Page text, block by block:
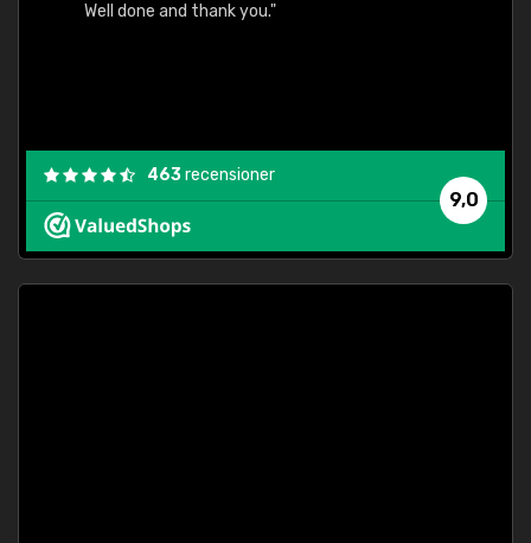
Well done and thank you."
9,0
463recensioner